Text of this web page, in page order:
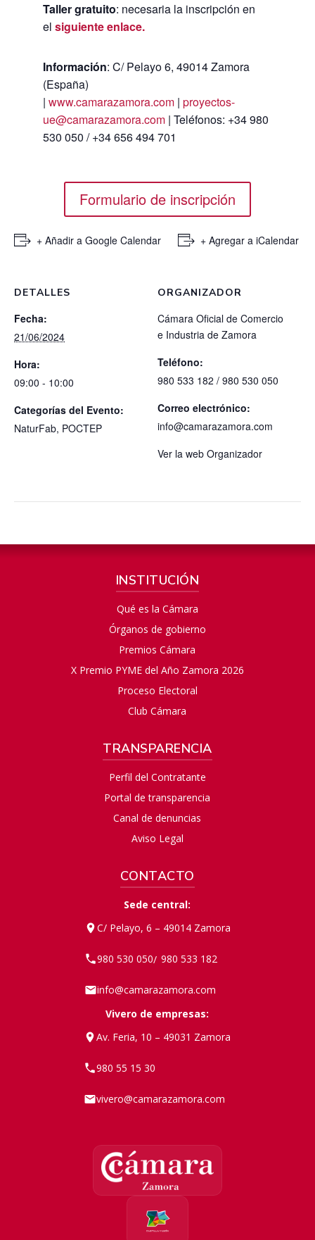
Taller gratuito: necesaria la inscripción en
el siguiente enlace.
Información: C/ Pelayo 6, 49014 Zamora
(España)
| www.camarazamora.com| proyectos-
ue@camarazamora.com| Teléfonos: +34 980
530 050 / +34 656 494 701
Formulario de inscripción
+ Añadir a Google Calendar + Agregar a iCalendar
DETALLES
Fecha:
21/06/2024
Hora:
09:00 - 10:00
Categorías del Evento:
NaturFab, POCTEP
ORGANIZADOR
Cámara Oficial de Comercio
e Industria de Zamora
Teléfono:
980 533 182 / 980 530 050
Correo electrónico:
info@camarazamora.com
Ver la web Organizador
INSTITUCIÓN
Qué es la Cámara
Órganos de gobierno
Premios Cámara
X Premio PYME del Año Zamora 2026
Proceso Electoral
Club Cámara
TRANSPARENCIA
Perfil del Contratante
Portal de transparencia
Canal de denuncias
Aviso Legal
CONTACTO
Sede central:
C/ Pelayo, 6 – 49014 Zamora
980 530 050/ 980 533 182
info@camarazamora.com
Vivero de empresas:
Av. Feria, 10 – 49031 Zamora
980 55 15 30
vivero@camarazamora.com